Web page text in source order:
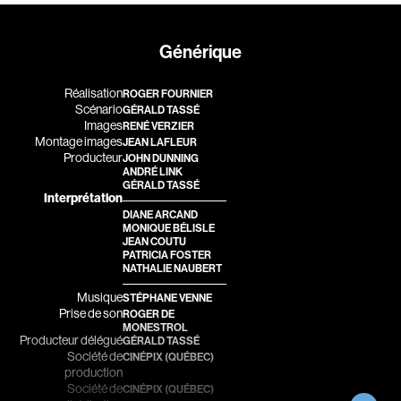
Thrillers
Décennies
1940
1970
1990
Réalisateur
(Daniel Grou) Podz
Absa Moussa Sene
Générique
RéalisationROGER FOURNIER
ScénarioGÉRALD TASSÉ
ImagesRENÉ VERZIER
Montage imagesJEAN LAFLEUR
ProducteurJOHN DUNNING
ANDRÉ LINK
GÉRALD TASSÉ
Interprétation
DIANE ARCAND
MONIQUE BÉLISLE
JEAN COUTU
PATRICIA FOSTER
NATHALIE NAUBERT
MusiqueSTÉPHANE VENNE
Prise de sonROGER DE
MONESTROL
Producteur déléguéGÉRALD TASSÉ
Société de
production
CINÉPIX (QUÉBEC)
Société deCINÉPIX (QUÉBEC)